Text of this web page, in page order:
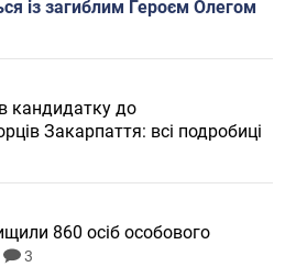
із загиблим Героєм Олегом
кандидатку до
Закарпаття: всі подробиці
860 осіб особового
3